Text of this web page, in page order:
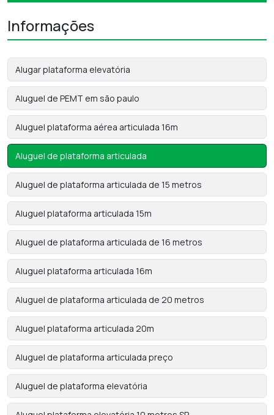
Informações
Alugar plataforma elevatória
Aluguel de PEMT em são paulo
Aluguel plataforma aérea articulada 16m
Aluguel de plataforma articulada
Aluguel de plataforma articulada de 15 metros
Aluguel plataforma articulada 15m
Aluguel de plataforma articulada de 16 metros
Aluguel plataforma articulada 16m
Aluguel de plataforma articulada de 20 metros
Aluguel plataforma articulada 20m
Aluguel de plataforma articulada preço
Aluguel de plataforma elevatória